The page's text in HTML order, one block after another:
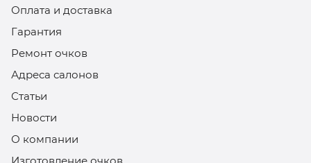
Оплата и доставка
Гарантия
Ремонт очков
Адреса салонов
Статьи
Новости
О компании